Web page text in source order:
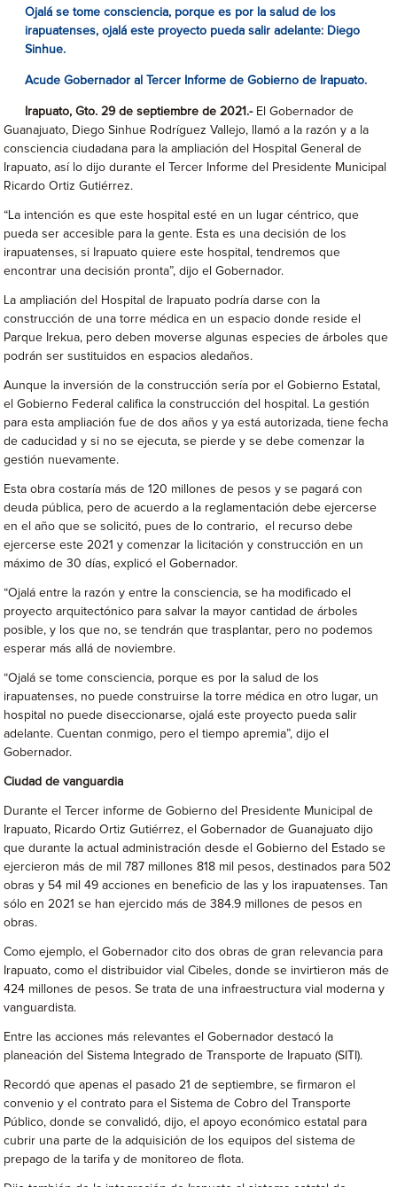
Ojalá se tome consciencia, porque es por la salud de los
irapuatenses, ojalá este proyecto pueda salir adelante: Diego
Sinhue.
Acude Gobernador al Tercer Informe de Gobierno de Irapuato.
Irapuato, Gto. 29 de septiembre de 2021.-El Gobernador de
Guanajuato, Diego Sinhue Rodríguez Vallejo, llamó a la razón y a la
consciencia ciudadana para la ampliación del Hospital General de
Irapuato, así lo dijo durante el Tercer Informe del Presidente Municipal
Ricardo Ortiz Gutiérrez.
“La intención es que este hospital esté en un lugar céntrico, que
pueda ser accesible para la gente. Esta es una decisión de los
irapuatenses, si Irapuato quiere este hospital, tendremos que
encontrar una decisión pronta”, dijo el Gobernador.
La ampliación del Hospital de Irapuato podría darse con la
construcción de una torre médica en un espacio donde reside el
Parque Irekua, pero deben moverse algunas especies de árboles que
podrán ser sustituidos en espacios aledaños.
Aunque la inversión de la construcción sería por el Gobierno Estatal,
el Gobierno Federal califica la construcción del hospital. La gestión
para esta ampliación fue de dos años y ya está autorizada, tiene fecha
de caducidad y si no se ejecuta, se pierde y se debe comenzar la
gestión nuevamente.
Esta obra costaría más de 120 millones de pesos y se pagará con
deuda pública, pero de acuerdo a la reglamentación debe ejercerse
en el año que se solicitó, pues de lo contrario, el recurso debe
ejercerse este 2021 y comenzar la licitación y construcción en un
máximo de 30 días, explicó el Gobernador.
“Ojalá entre la razón y entre la consciencia, se ha modificado el
proyecto arquitectónico para salvar la mayor cantidad de árboles
posible, y los que no, se tendrán que trasplantar, pero no podemos
esperar más allá de noviembre.
“Ojalá se tome consciencia, porque es por la salud de los
irapuatenses, no puede construirse la torre médica en otro lugar, un
hospital no puede diseccionarse, ojalá este proyecto pueda salir
adelante. Cuentan conmigo, pero el tiempo apremia”, dijo el
Gobernador.
Ciudad de vanguardia
Durante el Tercer informe de Gobierno del Presidente Municipal de
Irapuato, Ricardo Ortiz Gutiérrez, el Gobernador de Guanajuato dijo
que durante la actual administración desde el Gobierno del Estado se
ejercieron más de mil 787 millones 818 mil pesos, destinados para 502
obras y 54 mil 49 acciones en beneficio de las y los irapuatenses. Tan
sólo en 2021 se han ejercido más de 384.9 millones de pesos en
obras.
Como ejemplo, el Gobernador cito dos obras de gran relevancia para
Irapuato, como el distribuidor vial Cibeles, donde se invirtieron más de
424 millones de pesos. Se trata de una infraestructura vial moderna y
vanguardista.
Entre las acciones más relevantes el Gobernador destacó la
planeación del Sistema Integrado de Transporte de Irapuato (SITI).
Recordó que apenas el pasado 21 de septiembre, se firmaron el
convenio y el contrato para el Sistema de Cobro del Transporte
Público, donde se convalidó, dijo, el apoyo económico estatal para
cubrir una parte de la adquisición de los equipos del sistema de
prepago de la tarifa y de monitoreo de flota.